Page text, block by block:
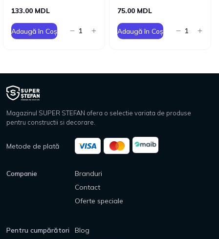
133.00 MDL
Adaugă în Coș
75.00 MDL
Adaugă în Coș
Magazinul SUPER STEFAN ofera o selectie variata de produse
pentru constructii si decorare.
Metode de plată
Companie
Branduri
Contact
Oferte speciale
Pentru cumpărători
Blog